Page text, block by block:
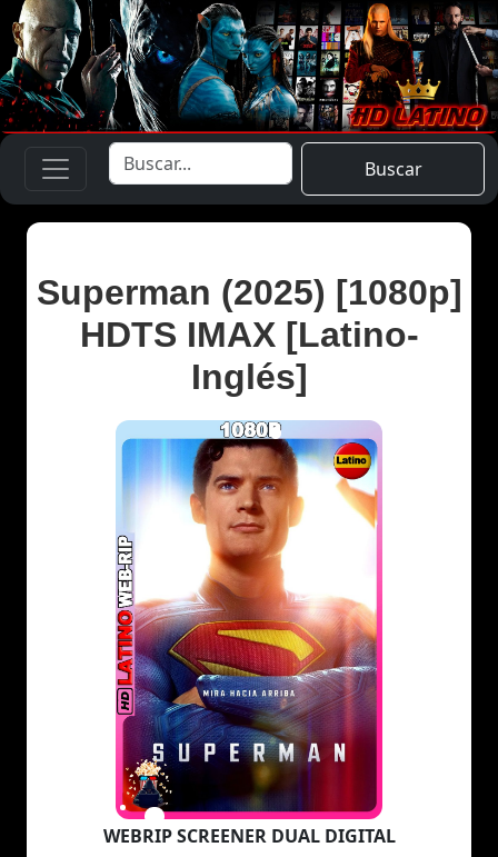
Buscar
Superman (2025) [1080p]
HDTS IMAX [Latino-
Inglés]
WEBRIP SCREENER DUAL DIGITAL